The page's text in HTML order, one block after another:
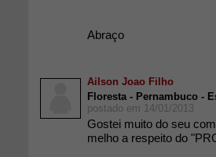
Abraço
Ailson Joao Filho
Floresta - Pernambuco -
postado em 14/01/2013
Gostei muito do seu
melho a respeito do